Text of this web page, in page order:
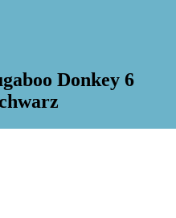
Donkey 6